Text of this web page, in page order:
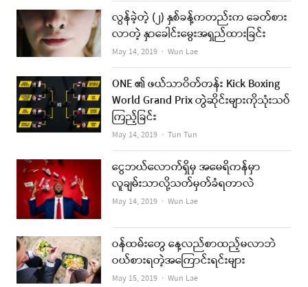
လွန်ခဲ့တဲ့ (၂) နှစ်ခန့်ကတည်းက ခေတ်စား
လာတဲ့ နှာခေါင်းမွေးအရှည်ထားခြင်း
May 14, 2019 Author
Wun Lae
ONE ၏ ဖယ်သာဝိတ်တန်း Kick Boxing
World Grand Prix တွဲဆိုင်းများကိုသုံးသပ်
ကြည့်ခြင်း
May 14, 2019 Author
Tun Tun
ငွေဘယ်လောက်ရှိမှ အမေရိကန်မှာ
လူချမ်းသာလို့သတ်မှတ်ခံရတာလဲ
May 14, 2019 Author
Wun Lae
ဝန်ထမ်းတွေ နေ့လည်စာထည့်မလာဘဲ
ဝယ်စားရတဲ့အကြောင်းရင်းများ
May 15, 2019 Author
Wun Lae